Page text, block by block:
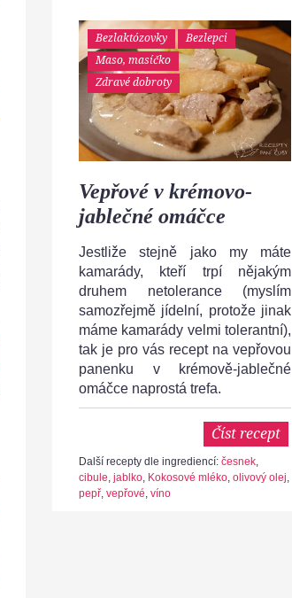
Bezlaktózovky
Bezlepci
Maso, masíčko
Zdravé dobroty
Vepřové v krémovo-
jablečné omáčce
Jestliže stejně jako my máte
kamarády, kteří trpí nějakým
druhem netolerance (myslím
samozřejmě jídelní, protože jinak
máme kamarády velmi tolerantní),
tak je pro vás recept na vepřovou
panenku v krémově-jablečné
omáčce naprostá trefa.
Číst recept
Další recepty dle ingrediencí: česnek
cibule jablko Kokosové mléko olivový olej
pepř vepřové víno